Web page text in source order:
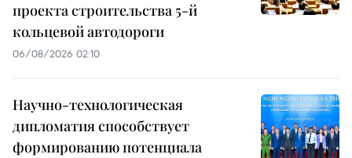
проекта строительства 5-й
кольцевой автодороги
06/08/2026 02:10
Научно-технологическая
дипломатия способствует
формированию потенциала